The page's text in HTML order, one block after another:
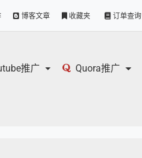
博客文章 收藏夹 订单查询
推广 Quora推广